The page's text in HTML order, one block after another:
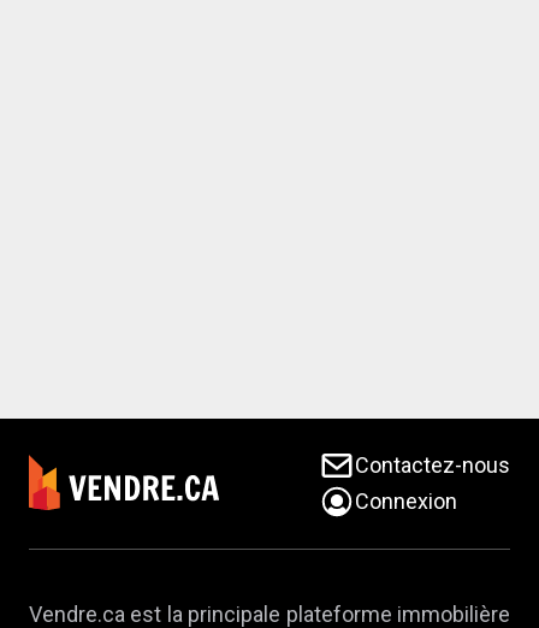
Contactez-nous
Connexion
Vendre.ca est la principale plateforme immobilière